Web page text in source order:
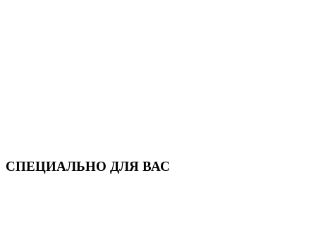
СПЕЦИАЛЬНО ДЛЯ ВАС